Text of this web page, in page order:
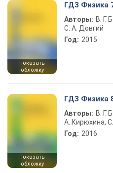
показать
обложку
ГДЗ Физика
Авторы: В. Г.
С. А. Довгий
Год: 2015
показать
обложку
ГДЗ Физика
Авторы: В. Г.
А. Кирюхина,
Год: 2016